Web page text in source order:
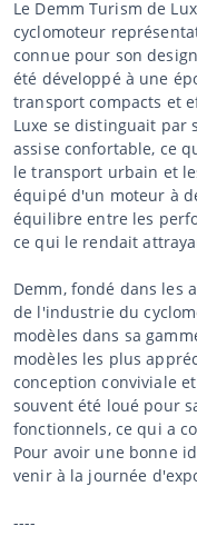
Le Demm Turism de
cyclomoteur
connue pour son
été développé à une
transport compacts et
Luxe se distinguait par
assise confortable, ce
le transport urbain et
équipé d'un moteur à
équilibre entre les
ce qui le rendait
Demm, fondé dans les
de l'industrie du
modèles dans sa
modèles les plus
conception conviviale
souvent été loué pour
fonctionnels, ce qui a
Pour avoir une bonne
venir à la journée
----